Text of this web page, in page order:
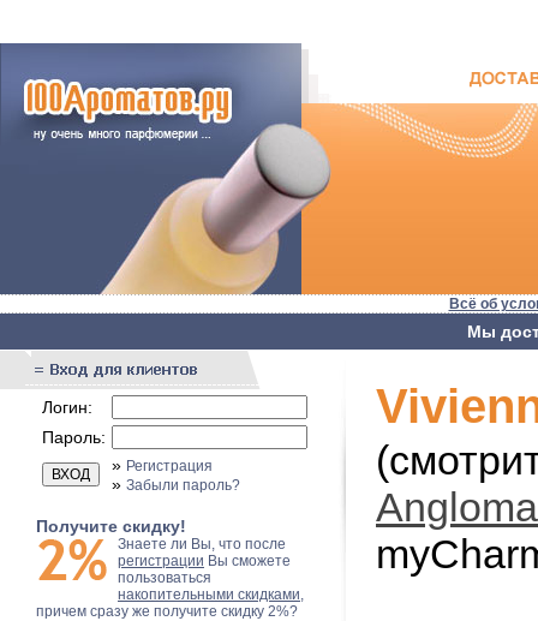
Всё об
Мы
Логин:
Пароль:
» Регистрация
» Забыли пароль?
Получите скидку!
Знаете ли Вы, что после
регистрации Вы сможете
пользоваться
накопительными скидками,
причем сразу же получите скидку 2%?